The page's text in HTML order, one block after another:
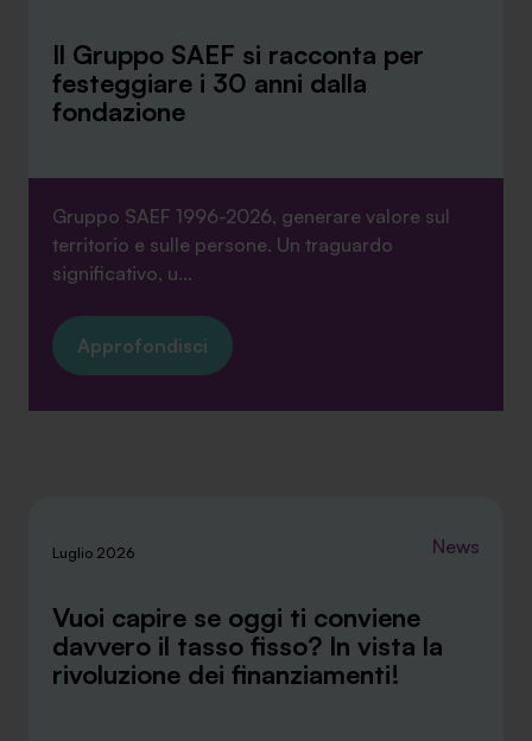
Il Gruppo SAEF si racconta per
festeggiare i 30 anni dalla
fondazione
Gruppo SAEF 1996-2026, generare valore sul
territorio e sulle persone. Un traguardo
significativo, u...
Approfondisci
Luglio 2026 News
Vuoi capire se oggi ti conviene
davvero il tasso fisso? In vista la
rivoluzione dei finanziamenti!